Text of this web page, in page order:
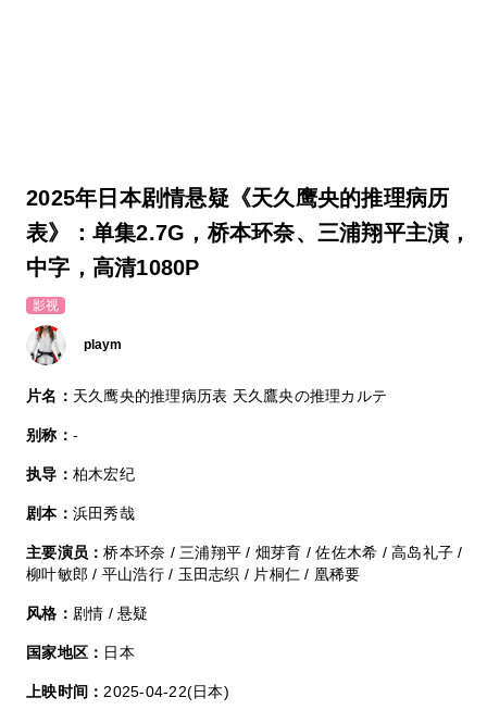
2025年日本剧情悬疑《天久鹰央的推理病历
表》：单集2.7G，桥本环奈、三浦翔平主演，
中字，高清1080P
影视
playm
片名： 天久鹰央的推理病历表 天久鷹央の推理カルテ
别称： -
执导： 柏木宏纪
剧本： 浜田秀哉
主要演员：桥本环奈 / 三浦翔平 / 畑芽育 / 佐佐木希 / 高岛礼子 /
柳叶敏郎 / 平山浩行 / 玉田志织 / 片桐仁 / 凰稀要
风格： 剧情 / 悬疑
国家地区： 日本
上映时间： 2025-04-22(日本)